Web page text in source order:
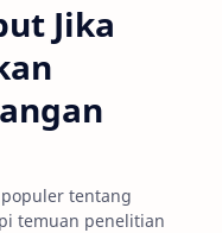
Jika
tentang
temuan penelitian